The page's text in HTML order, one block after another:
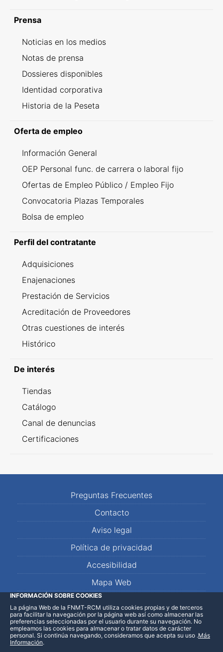
Prensa
Noticias en los medios
Notas de prensa
Dossieres disponibles
Identidad corporativa
Historia de la Peseta
Oferta de empleo
Información General
OEP Personal func. de carrera o laboral fijo
Ofertas de Empleo Público / Empleo Fijo
Convocatoria Plazas Temporales
Bolsa de empleo
Perfil del contratante
Adquisiciones
Enajenaciones
Prestación de Servicios
Acreditación de Proveedores
Otras cuestiones de interés
Histórico
De interés
Tiendas
Catálogo
Canal de denuncias
Certificaciones
Preguntas Frecuentes
Contacto
Aviso legal
Política de privacidad
Accesibilidad
Mapa Web
LinkedInFacebookWhatsApp
INFORMACIÓN SOBRE COOKIES
La página Web de la FNMT-RCM utiliza cookies propias y de terceros
para facilitar la navegación por la página web así como almacenar las
preferencias seleccionadas por el usuario durante su navegación. No
empleamos las cookies para almacenar o tratar datos de carácter
personal. Si continúa navegando, consideramos que acepta su uso .Más
Información.